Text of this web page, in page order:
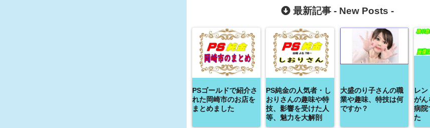
最新記事 - New Posts -
PSゴールドで紹介さ
れた岡崎市のお店を
まとめました
PS純金の人気者・し
おりさんの趣味や特
技、影響を受けた人
等、魅力を大解剖
大盛のり子さんの職
業や趣味、特技は何
ですか？
レ
がん
病院
た